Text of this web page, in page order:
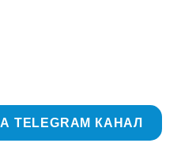
TELEGRAM КАНАЛ